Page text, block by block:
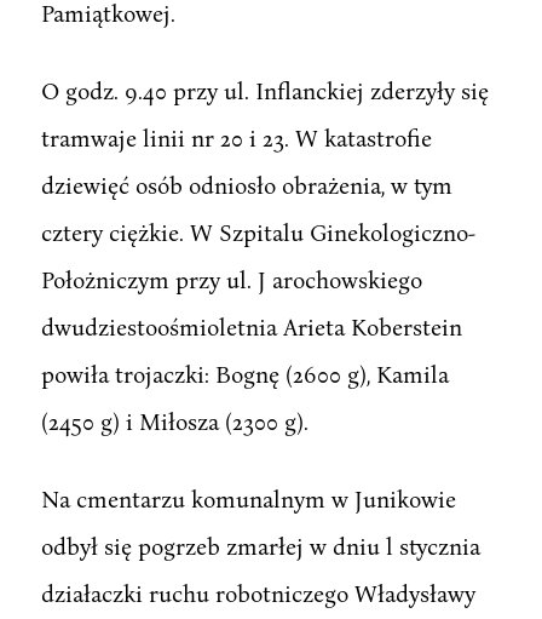
Pamiątkowej.
O godz. 9.40 przy ul. Inflanckiej zderzyły się
tramwaje linii nr 20 i 23. W katastrofie
dziewięć osób odniosło obrażenia, w tym
cztery ciężkie. W Szpitalu Ginekologiczno-
Położniczym przy ul. J arochowskiego
dwudziestoośmioletnia Arieta Koberstein
powiła trojaczki: Bognę (2600 g), Kamila
(2450 g) i Miłosza (2300 g).
Na cmentarzu komunalnym w Junikowie
odbył się pogrzeb zmarłej w dniu l stycznia
działaczki ruchu robotniczego Władysławy